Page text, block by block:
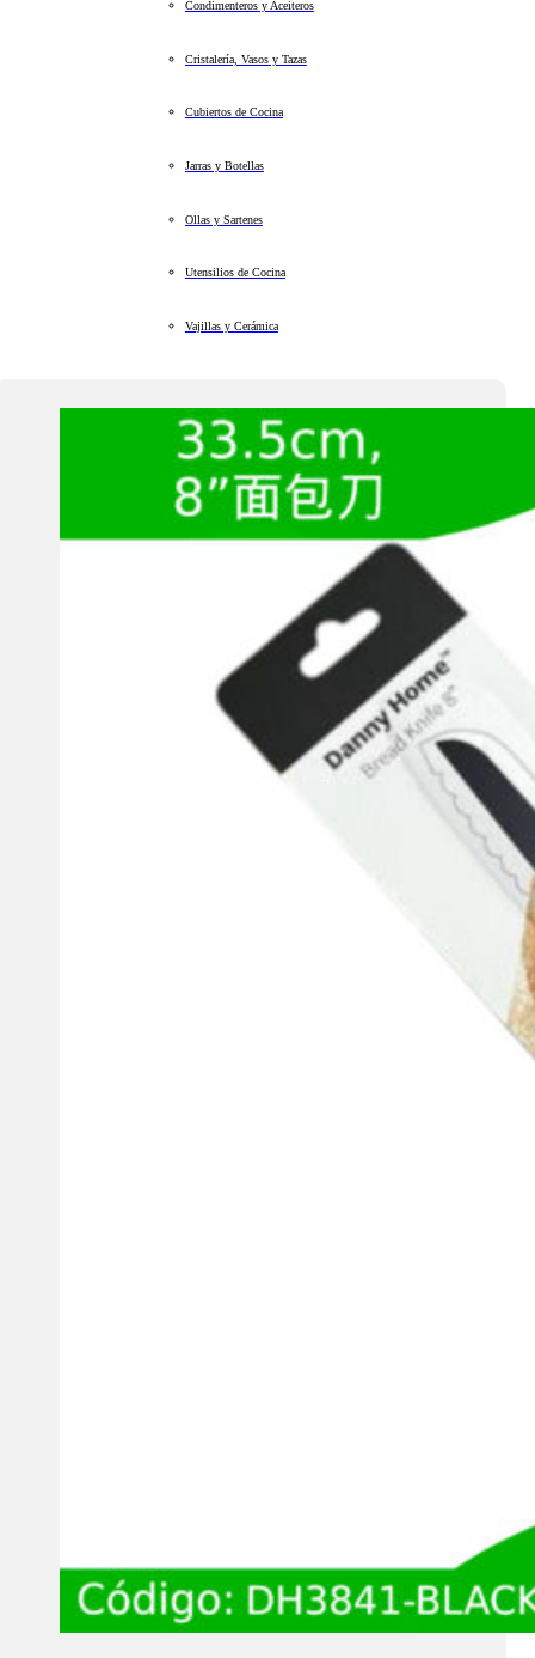
Condimenteros y Aceiteros
Cristalería, Vasos y Tazas
Cubiertos de Cocina
Jarras y Botellas
Ollas y Sartenes
Utensilios de Cocina
Vajillas y Cerámica